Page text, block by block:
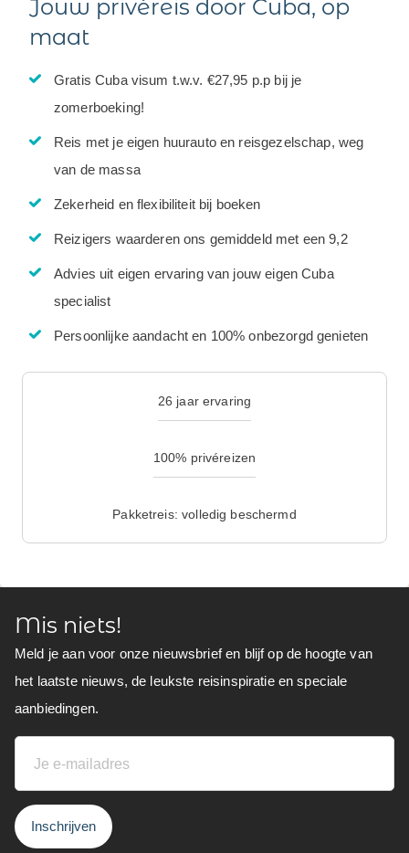
Jouw privéreis door Cuba, op
maat
Gratis Cuba visum t.w.v. €27,95 p.p bij je
zomerboeking!
Reis met je eigen huurauto en reisgezelschap, weg
van de massa
Zekerheid en flexibiliteit bij boeken
Reizigers waarderen ons gemiddeld met een 9,2
Advies uit eigen ervaring van jouw eigen Cuba
specialist
Persoonlijke aandacht en 100% onbezorgd genieten
26 jaar ervaring
100% privéreizen
Pakketreis: volledig beschermd
Mis niets!
Meld je aan voor onze nieuwsbrief en blijf op de hoogte van
het laatste nieuws, de leukste reisinspiratie en speciale
aanbiedingen.
Inschrijven